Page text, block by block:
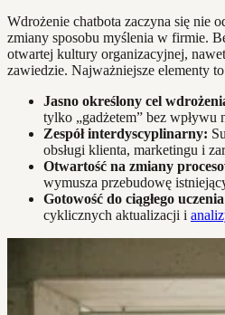
Wdrożenie chatbota zaczyna się nie
zmiany sposobu myślenia w firmie.
otwartej kultury organizacyjnej,
zawiedzie. Najważniejsze elementy
Jasno określony cel
tylko „gadżetem” bez wpływu
Zespół interdyscyplinarny:
obsługi klienta, marketingu i
Otwartość na zmiany
wymusza przebudowę
Gotowość do ciągłego
cyklicznych aktualizacji i